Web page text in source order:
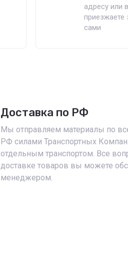
адресу или
приезжаете
сами
Доставка по РФ
Мы отправляем материалы по
РФ силами Транспортных
отдельным транспортом. Все
доставке товаров вы можете
менеджером.